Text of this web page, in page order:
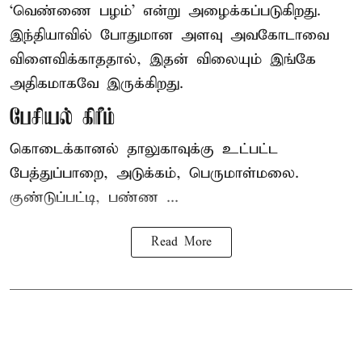
‘வெண்ணை பழம்’ என்று அழைக்கப்படுகிறது.
இந்தியாவில் போதுமான அளவு அவகோடாவை
விளைவிக்காததால், இதன் விலையும் இங்கே
அதிகமாகவே இருக்கிறது.
பேசியல் கிரீம்
கொடைக்கானல் தாலுகாவுக்கு உட்பட்ட
பேத்துப்பாறை, அடுக்கம், பெருமாள்மலை.
குண்டுப்பட்டி, பண்ண ...
Read More